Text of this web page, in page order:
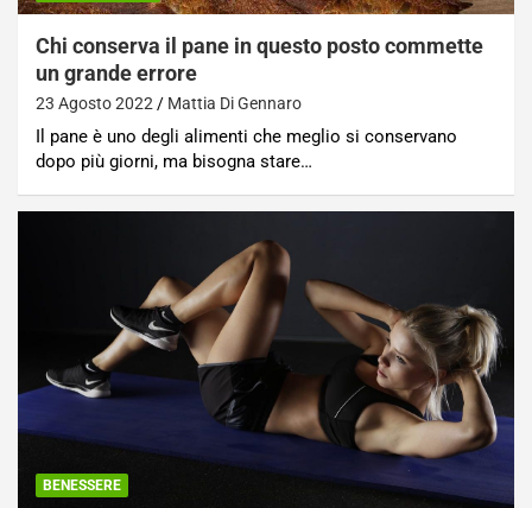
Chi conserva il pane in questo posto commette
un grande errore
23 Agosto 2022 Mattia Di Gennaro
Il pane è uno degli alimenti che meglio si conservano
dopo più giorni, ma bisogna stare…
BENESSERE